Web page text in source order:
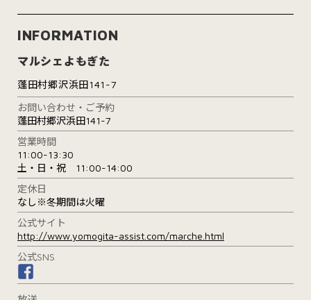
INFORMATION
マルシェよもぎた
蓬田村郷沢浜田141-7
お問い合わせ・ご予約
蓬田村郷沢浜田141-7
営業時間
11:00-13:30
土・日・祝 11:00-14:00
定休日
なし※冬期間は火曜
公式サイト
http://www.yomogita-assist.com/marche.html
公式SNS